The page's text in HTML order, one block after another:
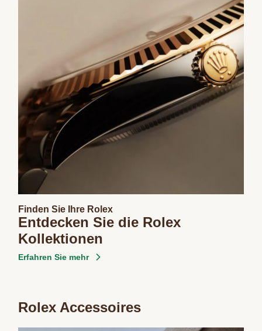
Finden Sie Ihre Rolex
Entdecken Sie die Rolex
Kollektionen
Erfahren Sie mehr
Rolex Accessoires